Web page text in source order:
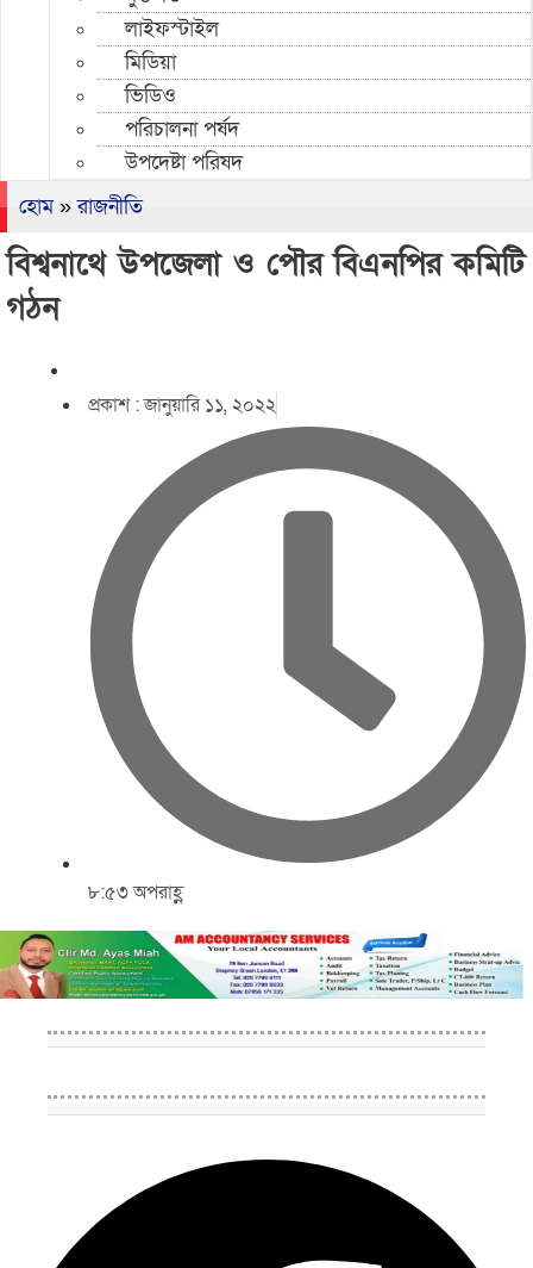
লাইফস্টাইল
মিডিয়া
ভিডিও
পরিচালনা পর্ষদ
উপদেষ্টা পরিষদ
হোম»রাজনীতি
বিশ্বনাথে উপজেলা ও পৌর বিএনপির কমিটি
গঠন
প্রকাশ :জানুয়ারি ১১, ২০২২
৮:৫৩ অপরাহ্ণ